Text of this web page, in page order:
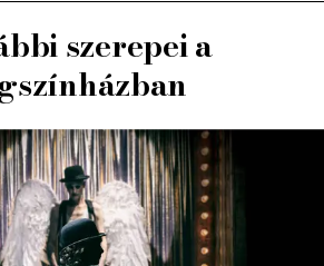
szerepei a